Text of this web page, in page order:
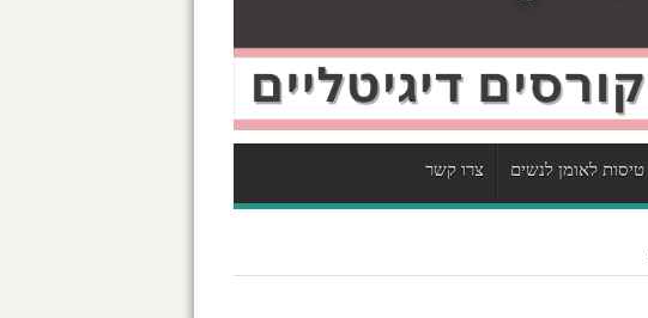
טיסות לאומן לנשים צרו קשר